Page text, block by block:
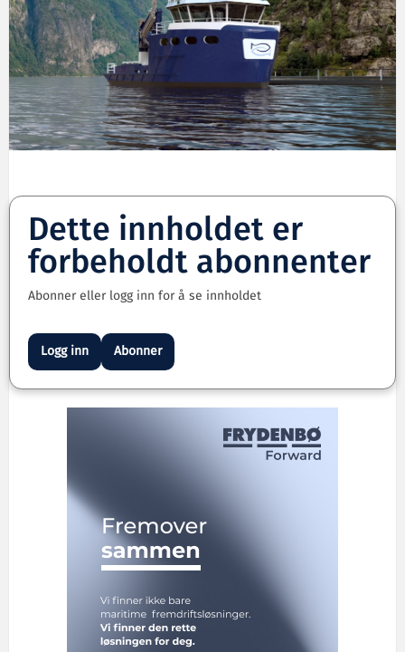
Dette innholdet er
forbeholdt abonnenter
Abonner eller logg inn for å se innholdet
Logg inn Abonner